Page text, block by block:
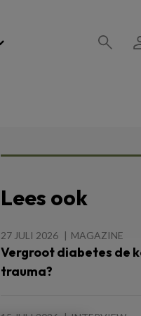
Lees ook
27 JULI 2026 MAGAZINE
Vergroot diabetes de
trauma?